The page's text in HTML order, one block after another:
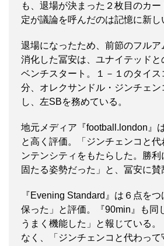
も、退場が決まった２枚目のカー
定が議論を呼んだのは記憶に新し
退場になったため、前節のフルア
消化した冨安は、ユナイテッド
ベンチスタート。１－１のタイ
分、オレクサンドル・ジンチェ
し、左SBを務めている。
地元メディア『football.london』
と高く評価。「ジンチェンコと代
ンテンシティをもたらした。勝
固たる姿勢だった」と、冨安に賛
『Evening Standard』は６点を
保った」と評価。『90min』も同
うまく機能した」と報じている
なく、「ジンチェンコと代わっ